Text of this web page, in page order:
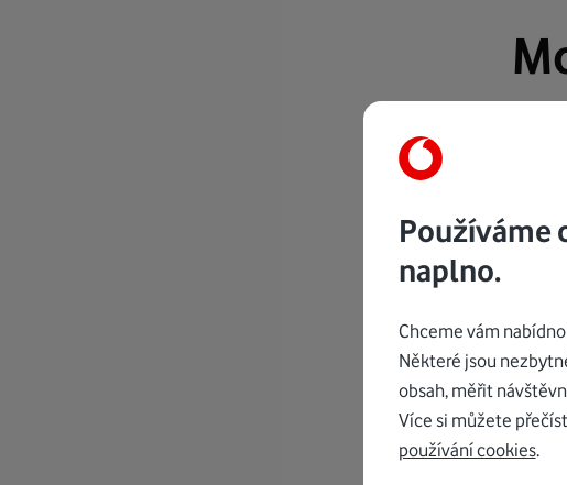
Používáme
naplno.
Chceme vám
Některé jsou
obsah, měřit
Více si můžete
používání cookies.